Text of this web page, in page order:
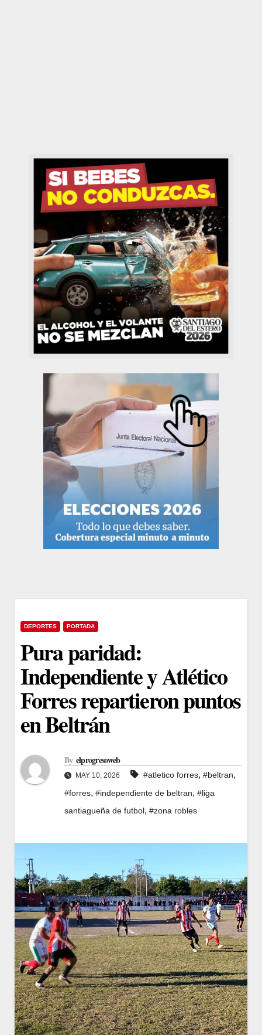
DEPORTES PORTADA
Pura paridad:
Independiente y Atlético
Forres repartieron puntos
en Beltrán
By elprogresoweb
MAY 10, 2026 #atletico forres, #beltran,
#forres, #independiente de beltran, #liga
santiagueña de futbol, #zona robles